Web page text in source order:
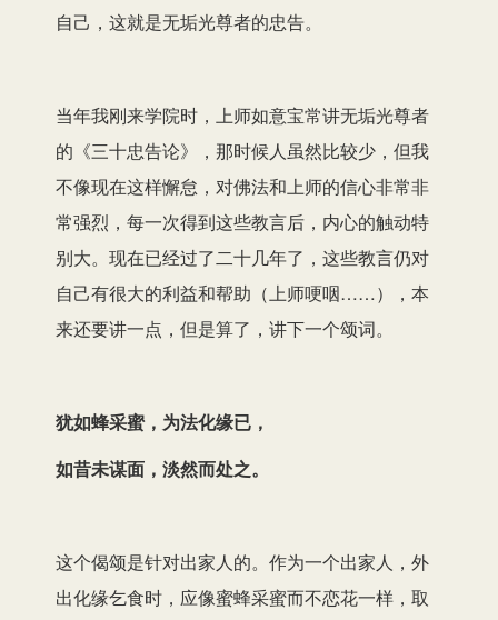
自己，这就是无垢光尊者的忠告。
当年我刚来学院时，上师如意宝常讲无垢光尊者
的《三十忠告论》，那时候人虽然比较少，但我
不像现在这样懈怠，对佛法和上师的信心非常非
常强烈，每一次得到这些教言后，内心的触动特
别大。现在已经过了二十几年了，这些教言仍对
自己有很大的利益和帮助（上师哽咽……），本
来还要讲一点，但是算了，讲下一个颂词。
犹如蜂采蜜，为法化缘已，
如昔未谋面，淡然而处之。
这个偈颂是针对出家人的。作为一个出家人，外
出化缘乞食时，应像蜜蜂采蜜而不恋花一样，取